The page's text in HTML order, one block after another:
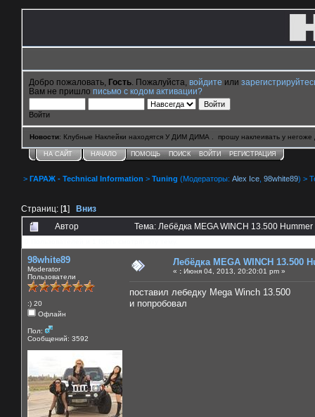
Добро пожаловать, Гость . Пожалуйста, войдите или
Вам не пришло письмо с кодом активации?
Войти
Новости: Клубные Наклейки находятся У ДИМ ДИМА . прошу наклеивать у негоже
НА САЙТ НАЧАЛО ПОМОЩЬ ПОИСК ВОЙТИ РЕГИСТРАЦИЯ
> ГАРАЖ - Technical Information > Tuning (Модераторы: Alex Ice 98white89) >
Страниц: [1] Вниз
Автор
Тема: Лебёдка MEGA WINCH 13.500
98white89
Moderator
Пользователи
:) 20
Офлайн
Пол:
Сообщений: 3592
Лебёдка MEGA WINCH 13.500
« : Июня 04, 2013, 20:20:01 pm »
поставил лебедку Mega Winch 13.500
и попробовал